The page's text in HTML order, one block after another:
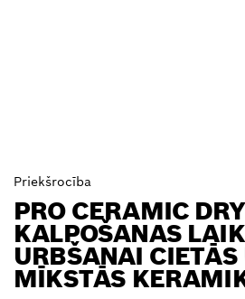
Priekšrocība
PRO CERAMIC
KALPOŠANAS
URBŠANAI CIETĀS
MĪKSTĀS